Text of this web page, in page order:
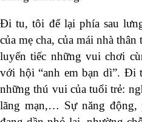
Đi tu, tôi để lại phía sau
của mẹ cha, của mái nhà
luyến tiếc những vui chơi
với hội “anh em bạn dì”. Đi
những thú vui của tuổi trẻ:
lãng mạn,… Sự năng động,